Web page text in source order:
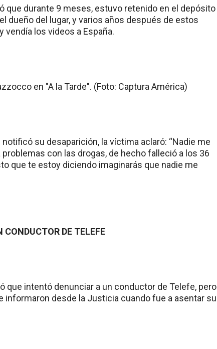
que durante 9 meses, estuvo retenido en el depósito
dueño del lugar, y varios años después de estos
vendía los videos a España.
su desaparición, la víctima aclaró: “Nadie me
con las drogas, de hecho falleció a los 36
que te estoy diciendo imaginarás que nadie me
DE TELEFE
que intentó denunciar a un conductor de Telefe, pero
informaron desde la Justicia cuando fue a asentar su